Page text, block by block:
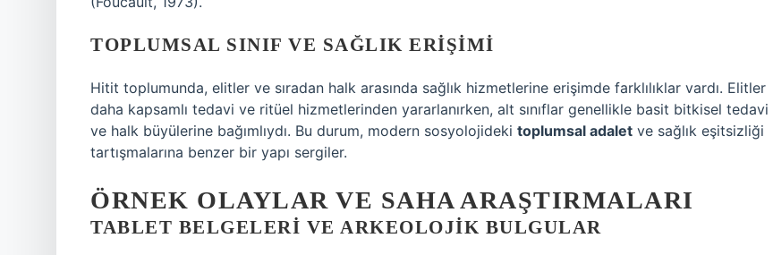
TOPLUMSAL SINIF VE SAĞLIK ERIŞIMI
Hitit toplumunda, elitler ve sıradan halk arasında sağlık hizmetlerine erişimde farklılıklar vardı. Elitler
daha kapsamlı tedavi ve ritüel hizmetlerinden yararlanırken, alt sınıflar genellikle basit bitkisel tedavi
ve halk büyülerine bağımlıydı. Bu durum, modern sosyolojideki toplumsal adalet ve sağlık eşitsizliği
tartışmalarına benzer bir yapı sergiler.
ÖRNEK OLAYLAR VE SAHA ARAŞTIRMALARI
TABLET BELGELERI VE ARKEOLOJIK BULGULAR